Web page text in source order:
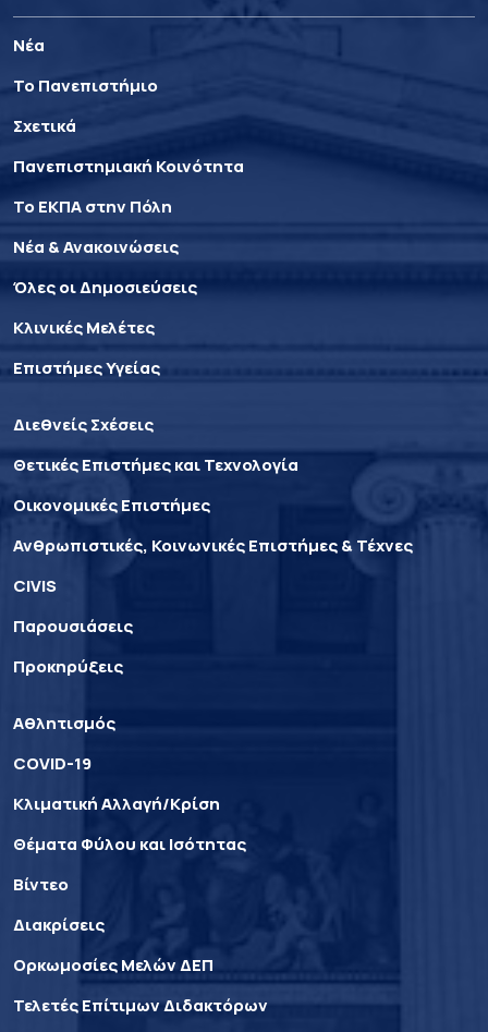
Νέα
Το Πανεπιστήμιο
Σχετικά
Πανεπιστημιακή Κοινότητα
Το ΕΚΠΑ στην Πόλη
Νέα & Ανακοινώσεις
Όλες οι Δημοσιεύσεις
Κλινικές Μελέτες
Επιστήμες Υγείας
Διεθνείς Σχέσεις
Θετικές Επιστήμες και Τεχνολογία
Οικονομικές Επιστήμες
Ανθρωπιστικές, Κοινωνικές Επιστήμες & Τέχνες
CIVIS
Παρουσιάσεις
Προκηρύξεις
Αθλητισμός
COVID-19
Κλιματική Αλλαγή/Κρίση
Θέματα Φύλου και Ισότητας
Βίντεο
Διακρίσεις
Ορκωμοσίες Μελών ΔΕΠ
Τελετές Επίτιμων Διδακτόρων